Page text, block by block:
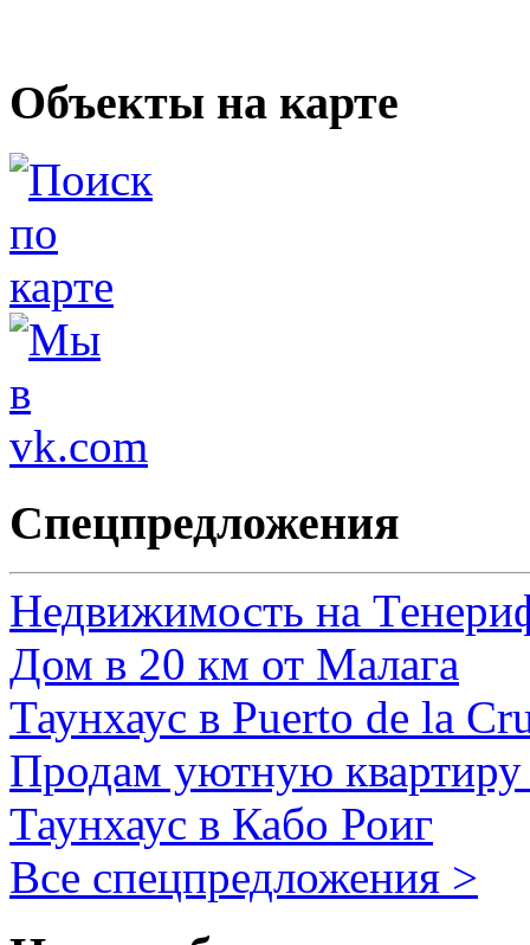
Объекты на карте
Спецпредложения
Недвижимость на
Дом в 20 км от Малага
Таунхаус в Puerto de la
Продам уютную
Таунхаус в Кабо Роиг
Все спецпредложения >